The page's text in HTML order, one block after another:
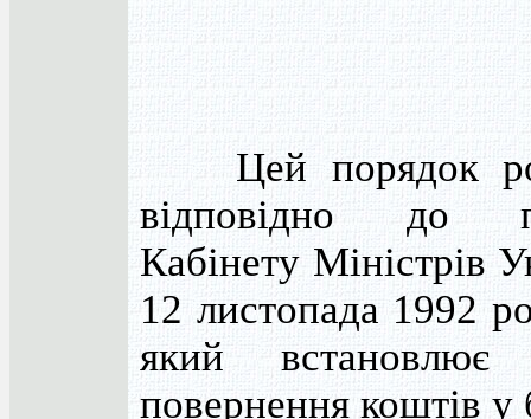
Цей порядок
відповідно до
Кабінету Міністрів
12 листопада 1992
який встановлює
повернення коштів